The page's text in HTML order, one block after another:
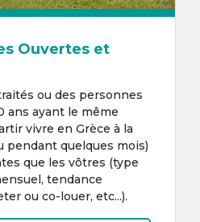
Ouvertes et
ou des personnes
ans ayant le même
vivre en Grèce à la
pendant quelques mois)
que les vôtres (type
tendance
ou co-louer, etc...).